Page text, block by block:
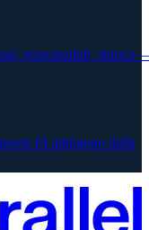
responsabili, storico
IA attingono dalla